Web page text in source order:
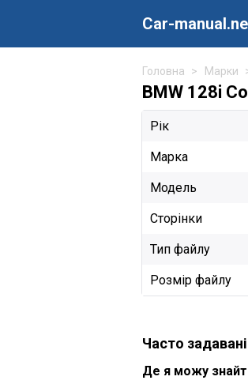
Car-
Головна Марки
BMW 128i
Рік
Марка
Модель
Сторінки
Тип файлу
Розмір файлу
Часто
Де я можу